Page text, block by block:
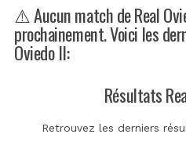
⚠️ Aucun match de Real
prochainement. Voici les
Oviedo II:
Résultats
Retrouvez les derniers